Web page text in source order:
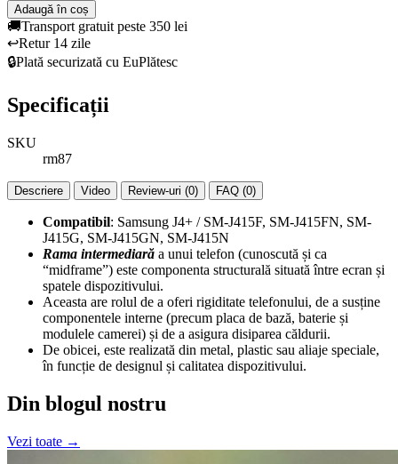
Adaugă în coș
🚚Transport gratuit peste 350 lei
↩️Retur 14 zile
🔒Plată securizată cu EuPlătesc
Specificații
SKU
rm87
Descriere Video Review-uri (0) FAQ (0)
Compatibil: Samsung J4+ / SM-J415F, SM-J415FN, SM-
J415G, SM-J415GN, SM-J415N
Rama intermediară a unui telefon (cunoscută și ca
“midframe”) este componenta structurală situată între ecran și
spatele dispozitivului.
Aceasta are rolul de a oferi rigiditate telefonului, de a susține
componentele interne (precum placa de bază, baterie și
modulele camerei) și de a asigura disiparea căldurii.
De obicei, este realizată din metal, plastic sau aliaje speciale,
în funcție de designul și calitatea dispozitivului.
Din blogul nostru
Vezi toate →